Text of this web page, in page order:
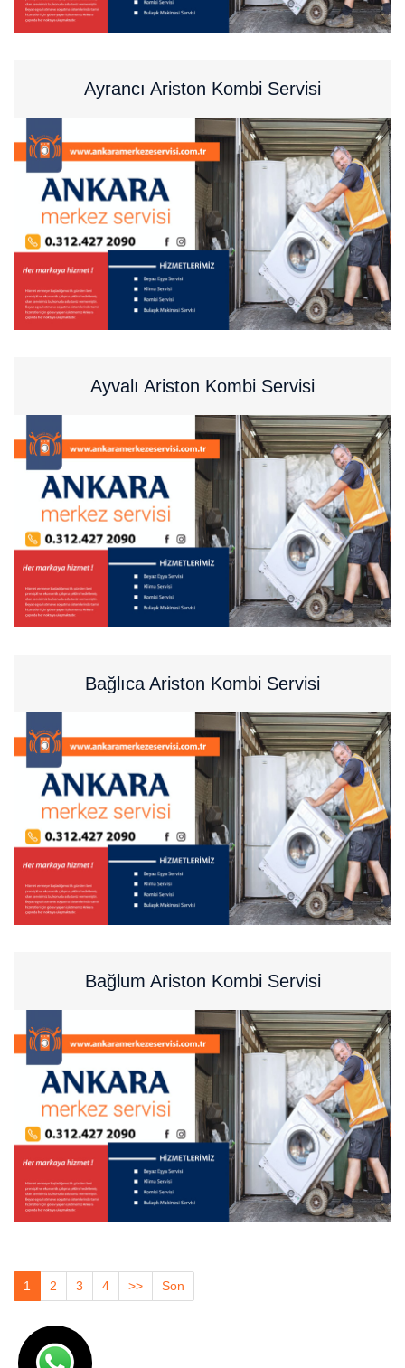
Ayrancı Ariston Kombi Servisi
Ayvalı Ariston Kombi Servisi
Bağlıca Ariston Kombi Servisi
Bağlum Ariston Kombi Servisi
1 2 3 4 >> Son